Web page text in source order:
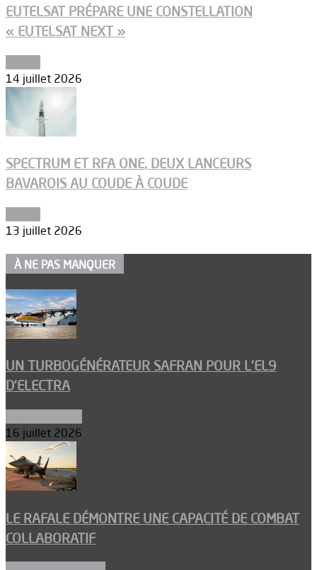
EUTELSAT PRÉPARE UNE CONSTELLATION
« EUTELSAT NEXT »
14 juillet 2026
SPECTRUM ET RFA ONE, DEUX LANCEURS
BAVAROIS AU COUDE À COUDE
13 juillet 2026
À NE PAS MANQUER
UN TURBOGÉNÉRATEUR SAFRAN POUR L’EL9
D’ELECTRA
16 juillet 2026
LE RAFALE DÉMONTRE UNE CAPACITÉ DE COMBAT
COLLABORATIF